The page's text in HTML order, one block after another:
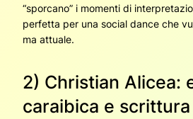
“sporcano” i momenti di
perfetta per una social dance che
ma attuale.
2) Christian Alicea:
caraibica e